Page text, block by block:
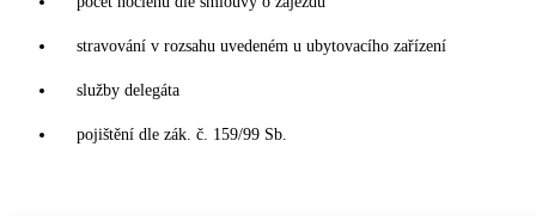
stravování v rozsahu uvedeném u ubytovacího zařízení
služby delegáta
pojištění dle zák. č. 159/99 Sb.